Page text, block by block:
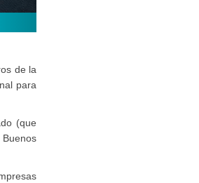
técnicas de mezclas asfálticas.
de la
para
(que